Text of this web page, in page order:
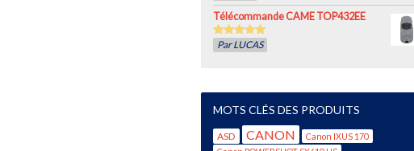
Télécommande CAME TOP432EE
out of 5
Par LUCAS
MOTS CLÉS DES PRODUITS
ASD CANON
Canon IXUS 170